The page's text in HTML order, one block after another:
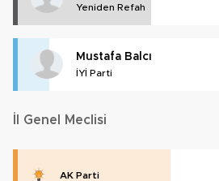
Yeniden Refah
Mustafa Balcı
İYİ Parti
İl Genel Meclisi
AK Parti